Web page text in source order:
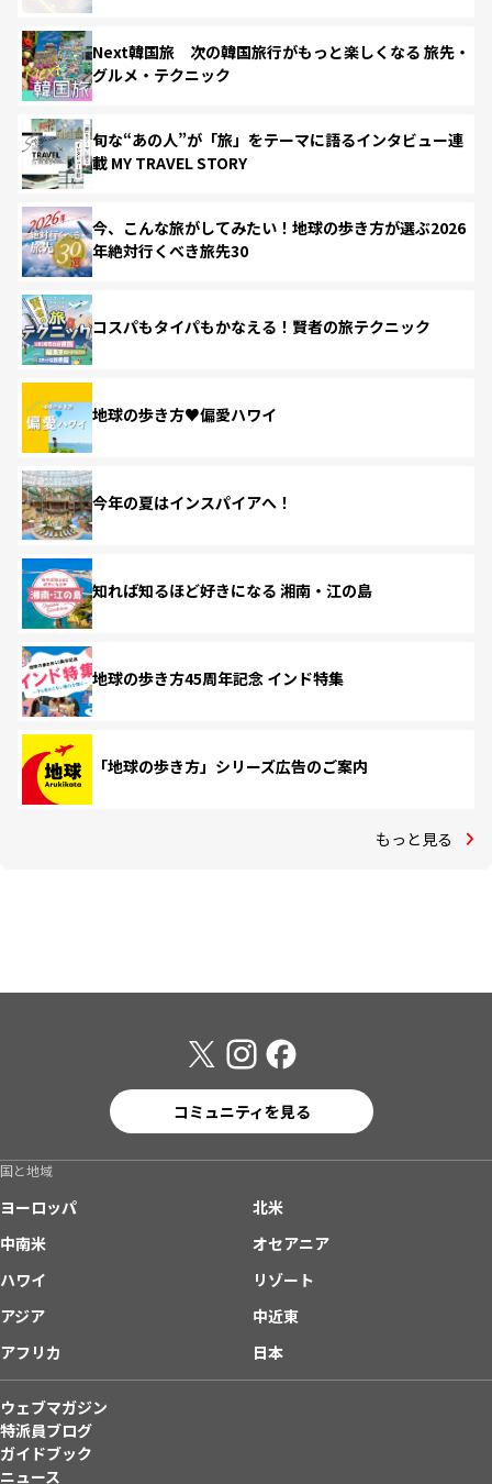
Next韓国旅 次の韓国旅行がもっと楽しくなる 旅先・
グルメ・テクニック
旬な“あの人”が「旅」をテーマに語るインタビュー連
載 MY TRAVEL STORY
今、こんな旅がしてみたい！地球の歩き方が選ぶ2026
年絶対行くべき旅先30
コスパもタイパもかなえる！賢者の旅テクニック
地球の歩き方♥偏愛ハワイ
今年の夏はインスパイアへ！
知れば知るほど好きになる 湘南・江の島
地球の歩き方45周年記念 インド特集
「地球の歩き方」シリーズ広告のご案内
もっと見る
コミュニティを見る
国と地域
ヨーロッパ
北米
中南米
オセアニア
ハワイ
リゾート
アジア
中近東
アフリカ
日本
ウェブマガジン
特派員ブログ
ガイドブック
ニュース